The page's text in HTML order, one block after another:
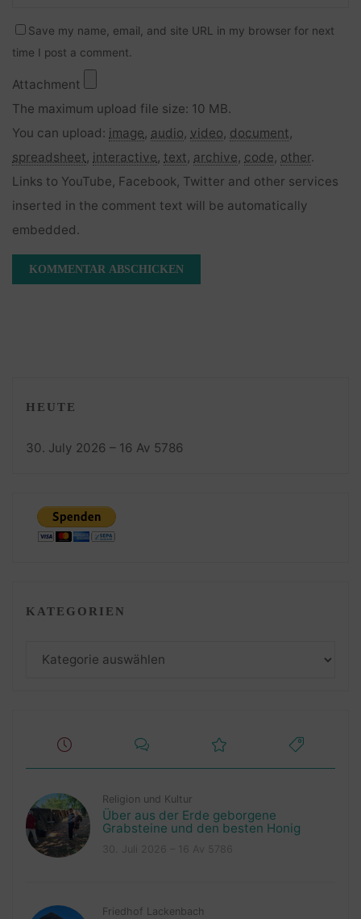
Save my name, email, and site URL in my browser for next
time I post a comment.
Attachment
The maximum upload file size: 10 MB.
You can upload: image, audio, video, document,
spreadsheet, interactive, text, archive, code, other.
Links to YouTube, Facebook, Twitter and other services
inserted in the comment text will be automatically
embedded.
HEUTE
30. July 2026 – 16 Av 5786
KATEGORIEN
Religion und Kultur
Über aus der Erde geborgene
Grabsteine und den besten Honig
Friedhof Lackenbach